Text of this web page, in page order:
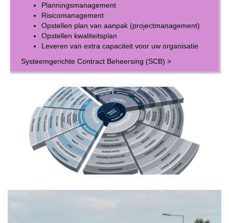
Planningsmanagement
Risicomanagement
Opstellen plan van aanpak (projectmanagement)
Opstellen kwaliteitsplan
Leveren van extra capaciteit voor uw organisatie
Systeemgerichte Contract Beheersing (SCB) >